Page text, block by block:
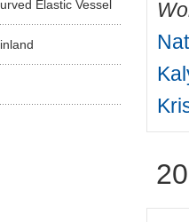
Elastic Vessel